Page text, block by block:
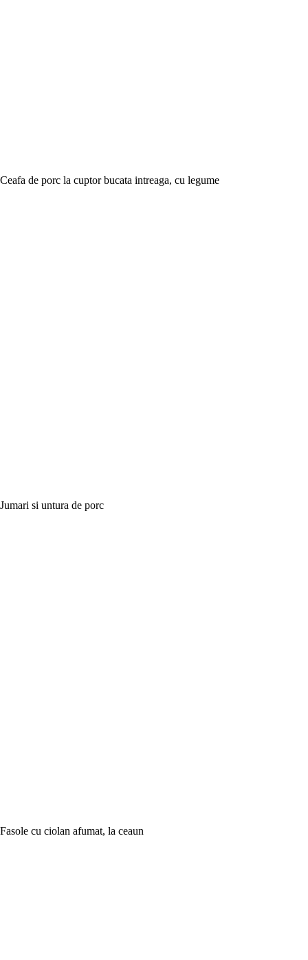
Ceafa de porc la cuptor bucata intreaga, cu legume
Jumari si untura de porc
Fasole cu ciolan afumat, la ceaun